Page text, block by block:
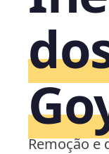
Remoção e